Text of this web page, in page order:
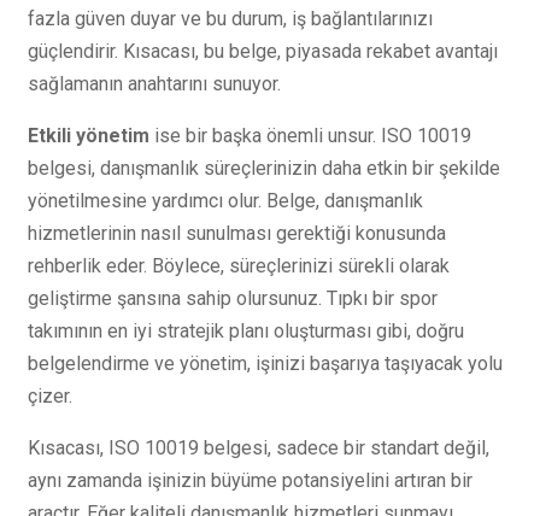
fazla güven duyar ve bu durum, iş bağlantılarınızı
güçlendirir. Kısacası, bu belge, piyasada rekabet avantajı
sağlamanın anahtarını sunuyor.
Etkili yönetim ise bir başka önemli unsur. ISO 10019
belgesi, danışmanlık süreçlerinizin daha etkin bir şekilde
yönetilmesine yardımcı olur. Belge, danışmanlık
hizmetlerinin nasıl sunulması gerektiği konusunda
rehberlik eder. Böylece, süreçlerinizi sürekli olarak
geliştirme şansına sahip olursunuz. Tıpkı bir spor
takımının en iyi stratejik planı oluşturması gibi, doğru
belgelendirme ve yönetim, işinizi başarıya taşıyacak yolu
çizer.
Kısacası, ISO 10019 belgesi, sadece bir standart değil,
aynı zamanda işinizin büyüme potansiyelini artıran bir